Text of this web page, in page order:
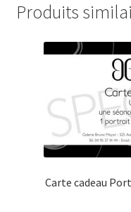
Produits
Carte cadeau